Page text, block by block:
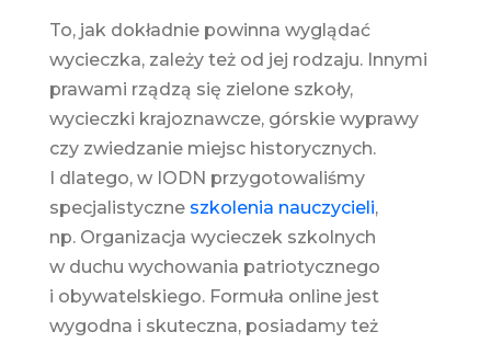
To, jak dokładnie powinna wyglądać
wycieczka, zależy też od jej rodzaju. Innymi
prawami rządzą się zielone szkoły,
wycieczki krajoznawcze, górskie wyprawy
czy zwiedzanie miejsc historycznych.
I dlatego, w IODN przygotowaliśmy
specjalistyczne szkolenia nauczycieli,
np. Organizacja wycieczek szkolnych
w duchu wychowania patriotycznego
i obywatelskiego. Formuła online jest
wygodna i skuteczna, posiadamy też